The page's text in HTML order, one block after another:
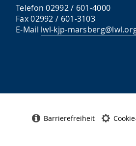
Telefon 02992 / 601-4000
Fax 02992 / 601-3103
E-Mail lwl-kjp-
Barrierefreiheit